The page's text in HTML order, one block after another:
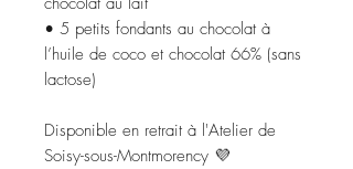
• 5 petits fondants au chocolat à
l’huile de coco et chocolat 66% (sans
lactose)
Disponible en retrait à l'Atelier de
Soisy-sous-Montmorency 💜